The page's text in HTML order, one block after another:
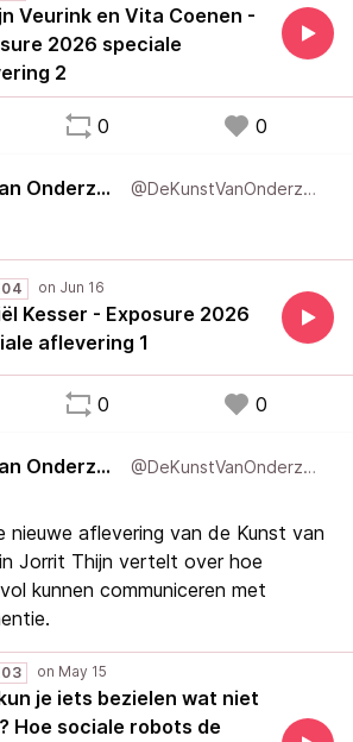
Veurink en Vita Coenen -
2026 speciale
2
0 0
De Kunst van Onderzoek @DeKunstVanOnderzoek
Kesser - Exposure 2026
aflevering 1
0 0
De Kunst van Onderzoek @DeKunstVanOnderzoek
nieuwe aflevering van de Kunst van
Jorrit Thijn vertelt over hoe
kunnen communiceren met
je iets bezielen wat niet
Hoe sociale robots de